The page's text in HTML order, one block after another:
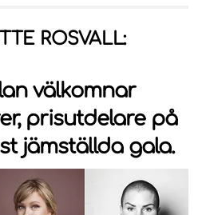
ROSVALL:
välkomnar
prisutdelare på
jämställda gala.